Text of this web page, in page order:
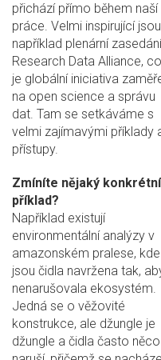
přichází přímo během naší
práce. Velmi inspirující jsou
například plenární zasedání
Research Data Alliance,
je globální iniciativa
na open science a správu
dat. Tam se setkáváme s
velmi zajímavými příklady
přístupy.
Zmíníte nějaký konkrétní
příklad?
Například existují
environmentální analýzy v
amazonském pralese, kde
jsou čidla navržena tak,
nenarušovala ekosystém.
Jedná se o věžovité
konstrukce, ale džungle je
džungle a čidla často něco